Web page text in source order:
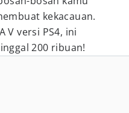
kekacauan.
V versi PS4, ini
200 ribuan!